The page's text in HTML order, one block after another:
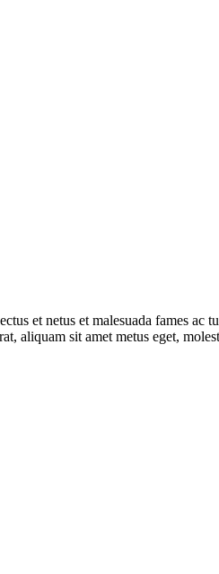
et netus et malesuada fames ac
aliquam sit amet metus eget,